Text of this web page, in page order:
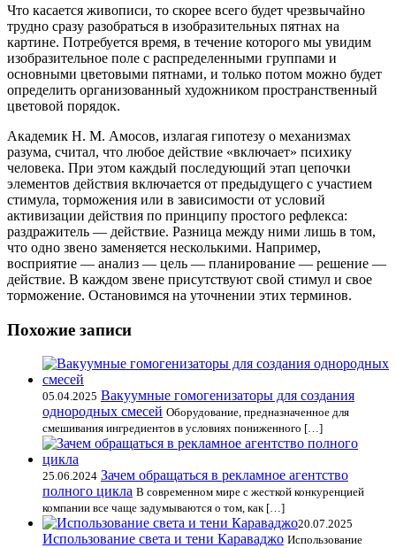
Что касается живописи, то скорее всего будет чрезвычайно
трудно сразу разобраться в изобразительных пятнах на
картине. Потребуется время, в течение которого мы увидим
изобразительное поле с распределенными группами и
основными цветовыми пятнами, и только потом можно будет
определить организованный художником пространственный
цветовой порядок.
Академик Н. М. Амосов, излагая гипотезу о механизмах
разума, считал, что любое действие «включает» психику
человека. При этом каждый последующий этап цепочки
элементов действия включается от предыдущего с участием
стимула, торможения или в зависимости от условий
активизации действия по принципу простого рефлекса:
раздражитель — действие. Разница между ними лишь в том,
что одно звено заменяется несколькими. Например,
восприятие — анализ — цель — планирование — решение —
действие. В каждом звене присутствуют свой стимул и свое
торможение. Остановимся на уточнении этих терминов.
Похожие записи
05.04.2025 Вакуумные гомогенизаторы для создания
однородных смесей Оборудование, предназначенное для
смешивания ингредиентов в условиях пониженного […]
25.06.2024 Зачем обращаться в рекламное агентство
полного цикла В современном мире с жесткой конкуренцией
компании все чаще задумываются о том, как […]
20.07.2025
Использование света и тени Караваджо Использование